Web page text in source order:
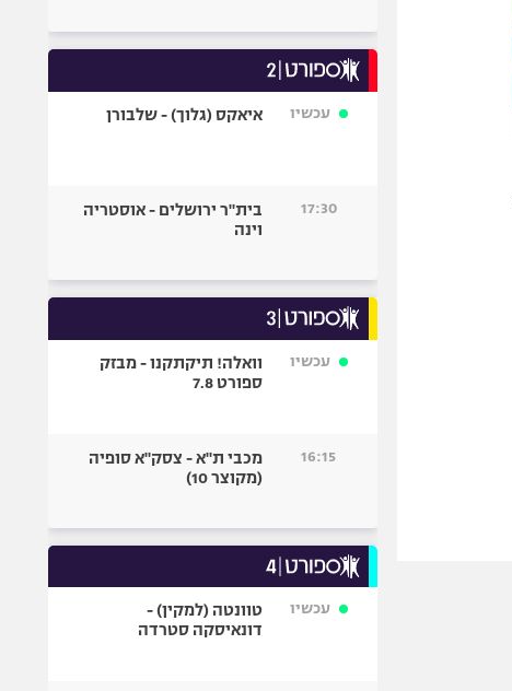
עכשיו איאקס (גלוך) - שלבורן
17:30
בית"ר ירושלים - אוסטריה
וינה
עכשיו
וואלה! תיקתקנו - מבזק
ספורט 7.8
16:15
מכבי ת"א - צסק"א סופיה
(מקוצר 10)
עכשיו
טוונטה (למקין) -
דונאיסקה סטרדה